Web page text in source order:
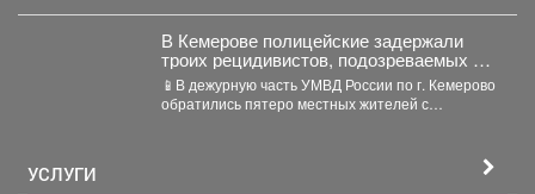
В Кемерове полицейские задержали
троих рецидивистов, подозреваемых в
совершении серии краж
📱В дежурную часть УМВД России по г. Кемерово
обратились пятеро местных жителей с
УСЛУГИ